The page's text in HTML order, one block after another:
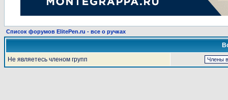
Список форумов ElitePen.ru - все о ручках
Не являетесь членом групп